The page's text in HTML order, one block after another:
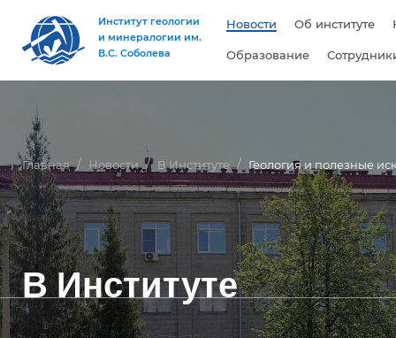
Институт геологии
и минералогии им.
В.С. Соболева
Новости Об институте
Образование
Главная Новости В Институте Геология и полезные
В Институте